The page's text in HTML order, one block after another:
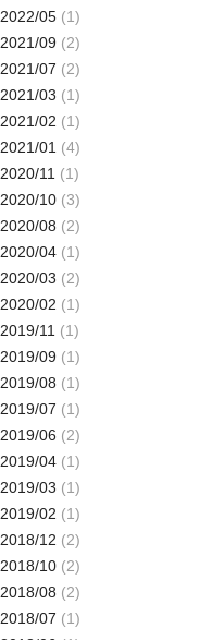
2022/05 (1)
2021/09 (2)
2021/07 (2)
2021/03 (1)
2021/02 (1)
2021/01 (4)
2020/11 (1)
2020/10 (3)
2020/08 (2)
2020/04 (1)
2020/03 (2)
2020/02 (1)
2019/11 (1)
2019/09 (1)
2019/08 (1)
2019/07 (1)
2019/06 (2)
2019/04 (1)
2019/03 (1)
2019/02 (1)
2018/12 (2)
2018/10 (2)
2018/08 (2)
2018/07 (1)